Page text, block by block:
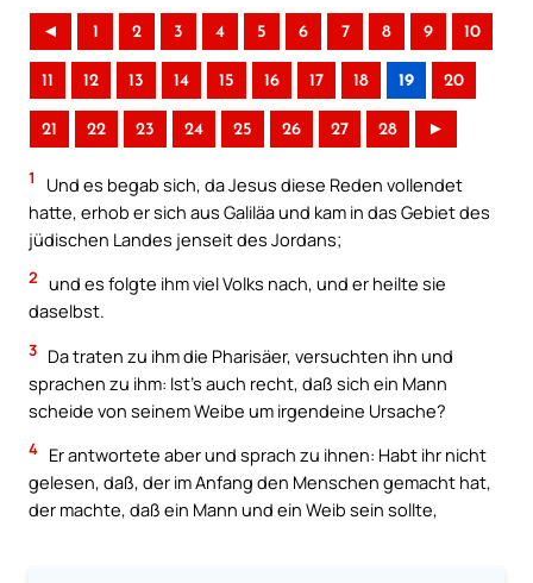
◄ 1 2 3 4 5 6 7 8 9 10
11 12 13 14 15 16 17 18 19 20
21 22 23 24 25 26 27 28 ►
1
Und es begab sich, da Jesus diese Reden vollendet
hatte, erhob er sich aus Galiläa und kam in das Gebiet des
jüdischen Landes jenseit des Jordans;
2 und es folgte ihm viel Volks nach, und er heilte sie
daselbst.
3 Da traten zu ihm die Pharisäer, versuchten ihn und
sprachen zu ihm: Ist’s auch recht, daß sich ein Mann
scheide von seinem Weibe um irgendeine Ursache?
4 Er antwortete aber und sprach zu ihnen: Habt ihr nicht
gelesen, daß, der im Anfang den Menschen gemacht hat,
der machte, daß ein Mann und ein Weib sein sollte,